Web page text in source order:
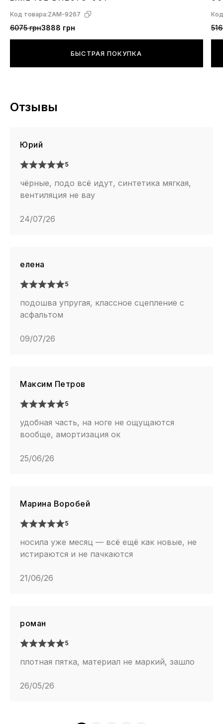
Код товара:ZAM-9267
6075 грн3888 грн
БЫСТРАЯ ПОКУПКА
Отзывы
Юрий
5
чёрные, подо всё идут, синтетика мягкая,
вентиляция не вау
24/07/26
елена
5
подошва упругая, классное сцепление с
асфальтом
09/07/26
Максим Петров
5
удобная часть, на ноге не ощущаются
вообще, амортизация ок
25/06/26
Марина Воробей
5
носила уже месяц — всё ещё как новые, не
истираются и не пачкаются
21/06/26
роман
5
плотная пятка, материал не маркий, зашло
26/05/26